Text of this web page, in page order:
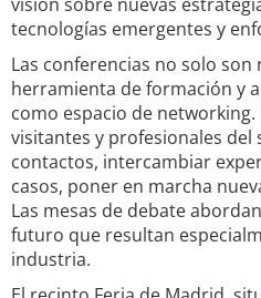
tecnologías emergentes y
Las conferencias no solo son
herramienta de formación y
como espacio de
visitantes y profesionales del
contactos, intercambiar
casos, poner en marcha
Las mesas de debate
futuro que resultan
industria.